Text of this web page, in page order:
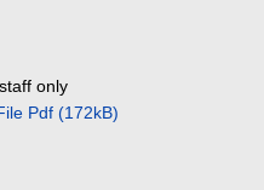
only
Pdf (172kB)